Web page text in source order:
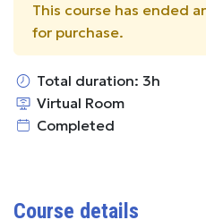
This course has ended
for purchase.
Total duration: 3h
Virtual Room
Completed
Course details